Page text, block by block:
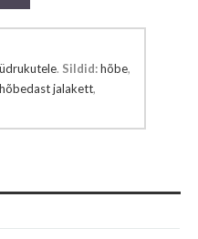
. Sildid:hõbe,
hõbedast jalakett,